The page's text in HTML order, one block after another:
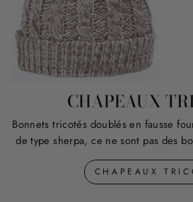
CHAPEAUX
Bonnets tricotés doublés en fausse
de type sherpa, ce ne sont pas des
CHAPEAUX